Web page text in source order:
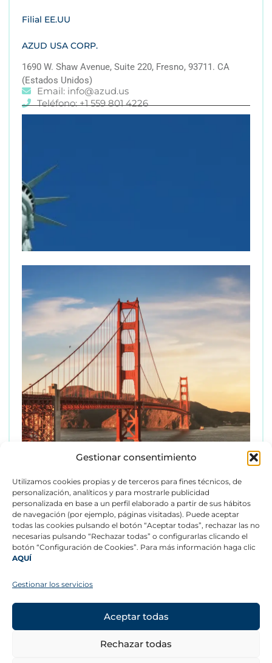
Gestionar consentimiento
Utilizamos cookies propias y de terceros para fines técnicos, de
personalización, analíticos y para mostrarle publicidad
personalizada en base a un perfil elaborado a partir de sus hábitos
de navegación (por ejemplo, páginas visitadas). Puede aceptar
todas las cookies pulsando el botón “Aceptar todas”, rechazar las no
necesarias pulsando “Rechazar todas” o configurarlas clicando el
botón “Configuración de Cookies”. Para más información haga clic
AQUÍ
Gestionar los servicios
Aceptar todas
Rechazar todas
Filial EE.UU
AZUD USA CORP.
1690 W. Shaw Avenue, Suite 220, Fresno, 93711. CA
(Estados Unidos)
Email: info@azud.us
Teléfono: +1 559 801 4226
Más información Política de privacidad
SÍGUENOS